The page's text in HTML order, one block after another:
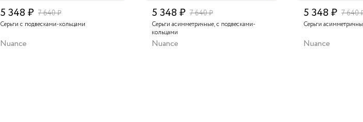
5 348 ₽ 7 640 ₽
Серьги с подвесками-кольцами
Nuance
5 348 ₽ 7 640 ₽
Серьги асимметричные, с подвесками-
кольцами
Nuance
5 348 ₽ 7 640
Серьги
Nuance